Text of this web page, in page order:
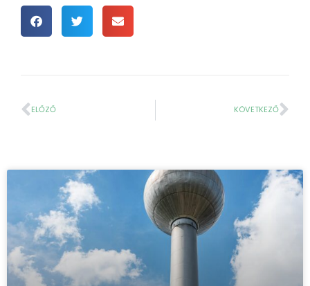
ELŐZŐ KÖVETKEZŐ